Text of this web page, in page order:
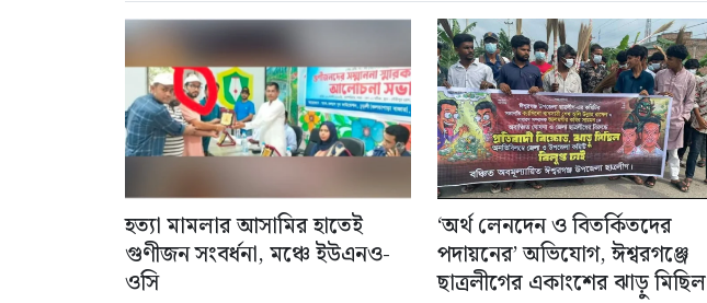
হত্যা মামলার আসামির হাতেই
গুণীজন সংবর্ধনা, মঞ্চে ইউএনও-
ওসি
‘অর্থ লেনদেন ও বিতর্কিতদের
পদায়নের’ অভিযোগ, ঈশ্বরগঞ্জে
ছাত্রলীগের একাংশের ঝাড়ু মিছিল